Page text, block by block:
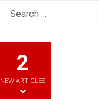
2
NEW ARTICLES